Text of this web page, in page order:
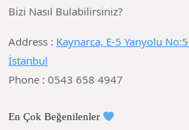
Bizi Nasıl Bulabilirsiniz?
Address : Kaynarca, E-5 Yanyolu
İstanbul
Phone : 0543 658 4947
En Çok Beğenilenler